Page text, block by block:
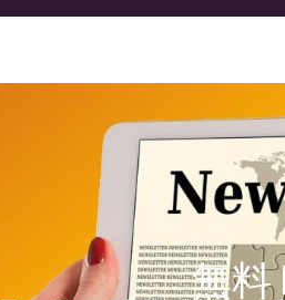
無料